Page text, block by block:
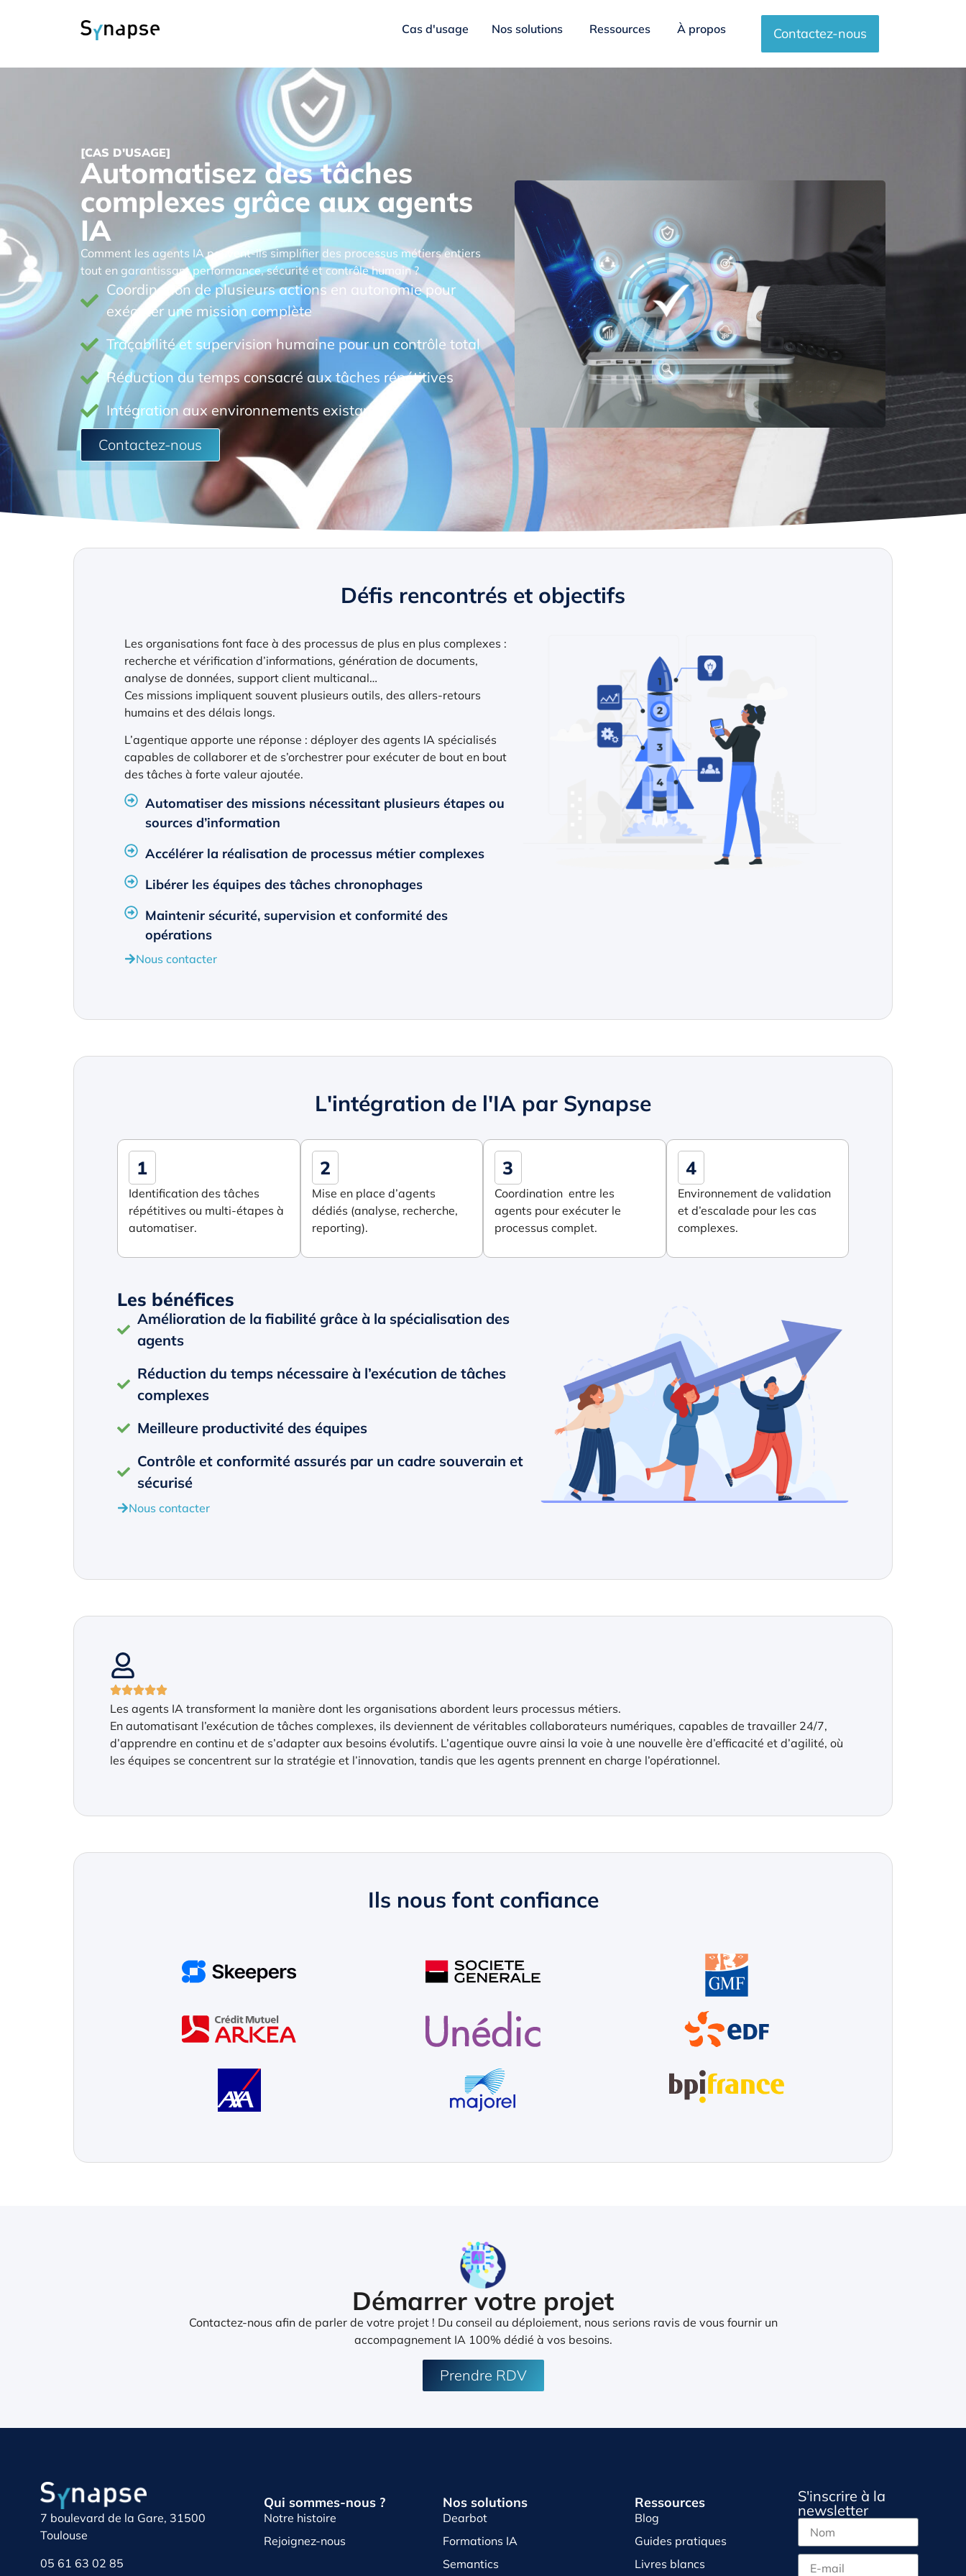
Cas d'usage Nos solutions Ressources À propos Contactez-nous
[CAS D'USAGE]
Automatisez des tâches
complexes grâce aux agents
IA
Comment les agents IA peuvent-ils simplifier des processus métiers entiers
tout en garantissant performance, sécurité et contrôle humain ?
Coordination de plusieurs actions en autonomie pour
exécuter une mission complète
Traçabilité et supervision humaine pour un contrôle total
Réduction du temps consacré aux tâches répétitives
Intégration aux environnements existants
Contactez-nous
Défis rencontrés et objectifs
Les organisations font face à des processus de plus en plus complexes :
recherche et vérification d’informations, génération de documents,
analyse de données, support client multicanal…
Ces missions impliquent souvent plusieurs outils, des allers-retours
humains et des délais longs.
L’agentique apporte une réponse : déployer des agents IA spécialisés
capables de collaborer et de s’orchestrer pour exécuter de bout en bout
des tâches à forte valeur ajoutée.
Automatiser des missions nécessitant plusieurs étapes ou
sources d’information
Accélérer la réalisation de processus métier complexes
Libérer les équipes des tâches chronophages
Maintenir sécurité, supervision et conformité des
opérations
Nous contacter
L'intégration de l'IA par Synapse
Identification des tâches
répétitives ou multi-étapes à
automatiser.
1 2
Mise en place d’agents
dédiés (analyse, recherche,
reporting).
3
Coordination entre les
agents pour exécuter le
processus complet.
4
Environnement de validation
et d’escalade pour les cas
complexes.
Les bénéfices
Amélioration de la fiabilité grâce à la spécialisation des
agents
Réduction du temps nécessaire à l’exécution de tâches
complexes
Meilleure productivité des équipes
Contrôle et conformité assurés par un cadre souverain et
sécurisé
Nous contacter
Les agents IA transforment la manière dont les organisations abordent leurs processus métiers.
En automatisant l’exécution de tâches complexes, ils deviennent de véritables collaborateurs numériques, capables de travailler 24/7,
d’apprendre en continu et de s’adapter aux besoins évolutifs. L’agentique ouvre ainsi la voie à une nouvelle ère d’efficacité et d’agilité, où
les équipes se concentrent sur la stratégie et l’innovation, tandis que les agents prennent en charge l’opérationnel.
Ils nous font confiance
Démarrer votre projet
Contactez-nous afin de parler de votre projet ! Du conseil au déploiement, nous serions ravis de vous fournir un
accompagnement IA 100% dédié à vos besoins.
Prendre RDV
7 boulevard de la Gare, 31500
Toulouse
05 61 63 02 85
Qui sommes-nous ?
Notre histoire
Rejoignez-nous
Nos solutions
Dearbot
Formations IA
Semantics
Ressources
Blog
Guides pratiques
Livres blancs
S'inscrire à la
newsletter